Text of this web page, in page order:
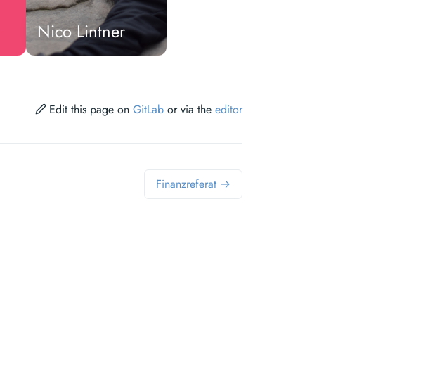
Nico Lintner
Edit this page on GitLab or via the editor
Finanzreferat →